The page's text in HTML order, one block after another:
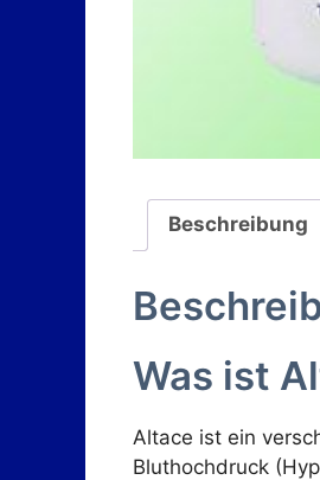
Beschreibung
Was ist
Altace ist ein
Bluthochdruck